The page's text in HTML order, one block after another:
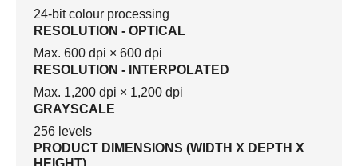
24-bit colour processing
RESOLUTION - OPTICAL
Max. 600 dpi × 600 dpi
RESOLUTION - INTERPOLATED
Max. 1,200 dpi × 1,200 dpi
GRAYSCALE
256 levels
PRODUCT DIMENSIONS (WIDTH X DEPTH X
HEIGHT)